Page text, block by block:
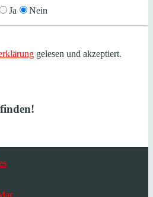
Ja Nein
gelesen und akzeptiert.